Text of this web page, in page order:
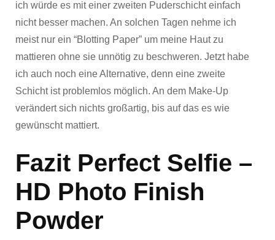
ich würde es mit einer zweiten Puderschicht einfach
nicht besser machen. An solchen Tagen nehme ich
meist nur ein “Blotting Paper” um meine Haut zu
mattieren ohne sie unnötig zu beschweren. Jetzt habe
ich auch noch eine Alternative, denn eine zweite
Schicht ist problemlos möglich. An dem Make-Up
verändert sich nichts großartig, bis auf das es wie
gewünscht mattiert.
Fazit Perfect Selfie –
HD Photo Finish
Powder